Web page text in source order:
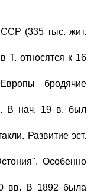
(335 тыс. жит.
Т. относятся к 16
бродячие
В нач. 19 в. был
Развитие эст.
Особенно
вв. В 1892 была